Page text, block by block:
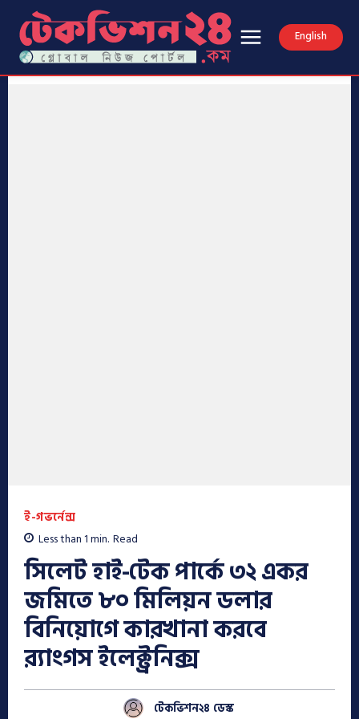
English
ই-গভর্নেন্স
Less than 1min. Read
সিলেট হাই-টেক পার্কে ৩২ একর
জমিতে ৮০ মিলিয়ন ডলার
বিনিয়োগে কারখানা করবে
র‌্যাংগস ইলেক্ট্রনিক্স
টেকভিশন২৪ ডেস্ক